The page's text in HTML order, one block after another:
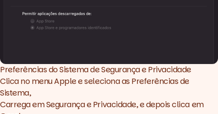
Preferências do Sistema de Segurança e Privacidade
Clica no menu Apple e seleciona as Preferências de
Sistema,
Carrega em Segurança e Privacidade, e depois clica em